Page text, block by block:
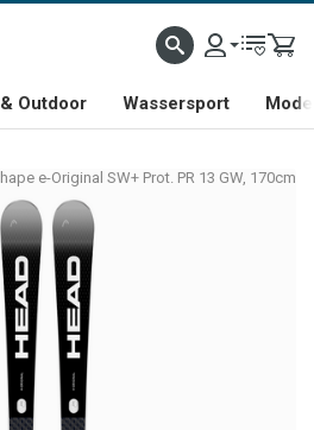
Outdoor Wassersport
e-Original SW+ Prot. PR 13 GW, 170cm